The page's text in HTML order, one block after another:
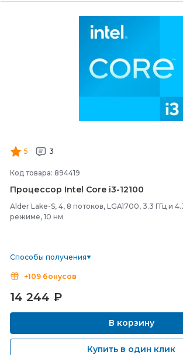
5 3
Код товара: 894419
Процессор Intel Core i3-12100
Alder Lake-S, 4, 8 потоков, LGA1700, 3.3 ГГц и
режиме, 10 нм
Способы получения
+109 бонусов
14 244 ₽
В корзину
Купить в один клик